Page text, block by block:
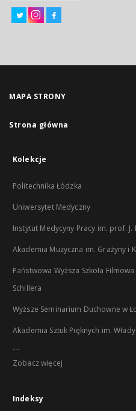
MAPA STRONY
Strona główna
Kolekcje
Politechnika Łódzka
Uniwersytet Medyczny
Instytut Medycyny Pracy im. prof. J.
Akademia Muzyczna im. Grażyny i
Państwowa Wyższa Szkoła
Schillera
Wyższe Seminarium Duchowne w
Akademia Sztuk Pięknych im.
...
Zobacz więcej
Indeksy